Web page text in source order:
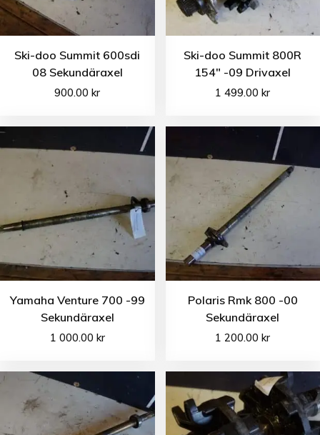
Ski-doo Summit 600sdi
08 Sekundäraxel
900.00kr
Ski-doo Summit 800R
154″ -09 Drivaxel
1 499.00kr
Yamaha Venture 700 -99
Sekundäraxel
1 000.00 kr
Polaris Rmk 800 -00
Sekundäraxel
1 200.00kr